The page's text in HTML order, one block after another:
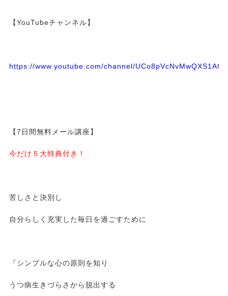
【YouTubeチャンネル】
https://www.youtube.com/channel/
【7日間無料メール講座】
今だけ５大特典付き！
苦しさと決別し
自分らしく充実した毎日を過ごすために
『シンプルな心の原則を知り
うつ病生きづらさから脱出する